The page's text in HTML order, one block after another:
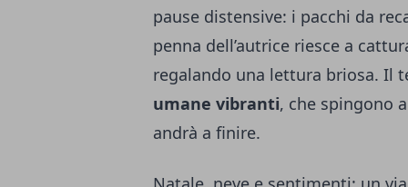
pause distensive: i pacchi da
penna dell’autrice riesce a
regalando una lettura briosa. Il
umane vibranti, che spingono
andrà a finire.